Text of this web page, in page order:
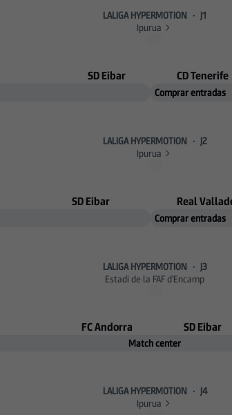
LALIGA HYPERMOTION · J1
Ipurua
SD Eibar CD Tenerife
Comprar entradas
LALIGA HYPERMOTION · J2
Ipurua
SD Eibar Real
Comprar entradas
LALIGA HYPERMOTION · J3
Estadi de la FAF d'Encamp
FC Andorra SD Eibar
Match center
LALIGA HYPERMOTION · J4
Ipurua